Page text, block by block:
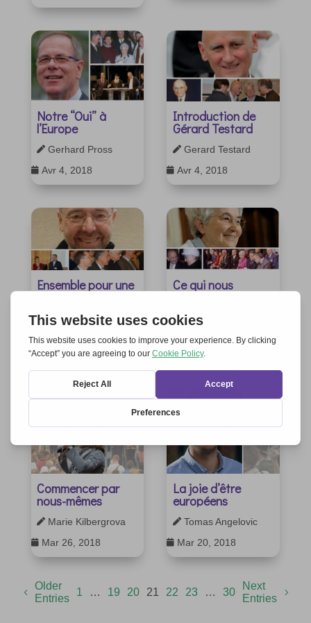
Notre “Oui” à
l’Europe
 Gerhard Pross
 Avr 4, 2018
Introduction de
Gérard Testard
 Gerard Testard
 Avr 4, 2018
Ensemble pour une
 Avr 4, 2018
Ce qui nous
 Chiara Lubich
 Avr 4, 2018
Commencer par
nous-mêmes
 Marie Kilbergrova
 Mar 26, 2018
La joie d’être
européens
 Tomas Angelovic
 Mar 20, 2018
Older
Entries
1 … 19 20 21 22 23 … 30
Next
Entries